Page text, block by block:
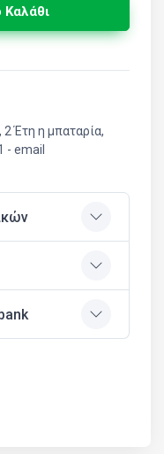
Έτη η μπαταρία,
- email